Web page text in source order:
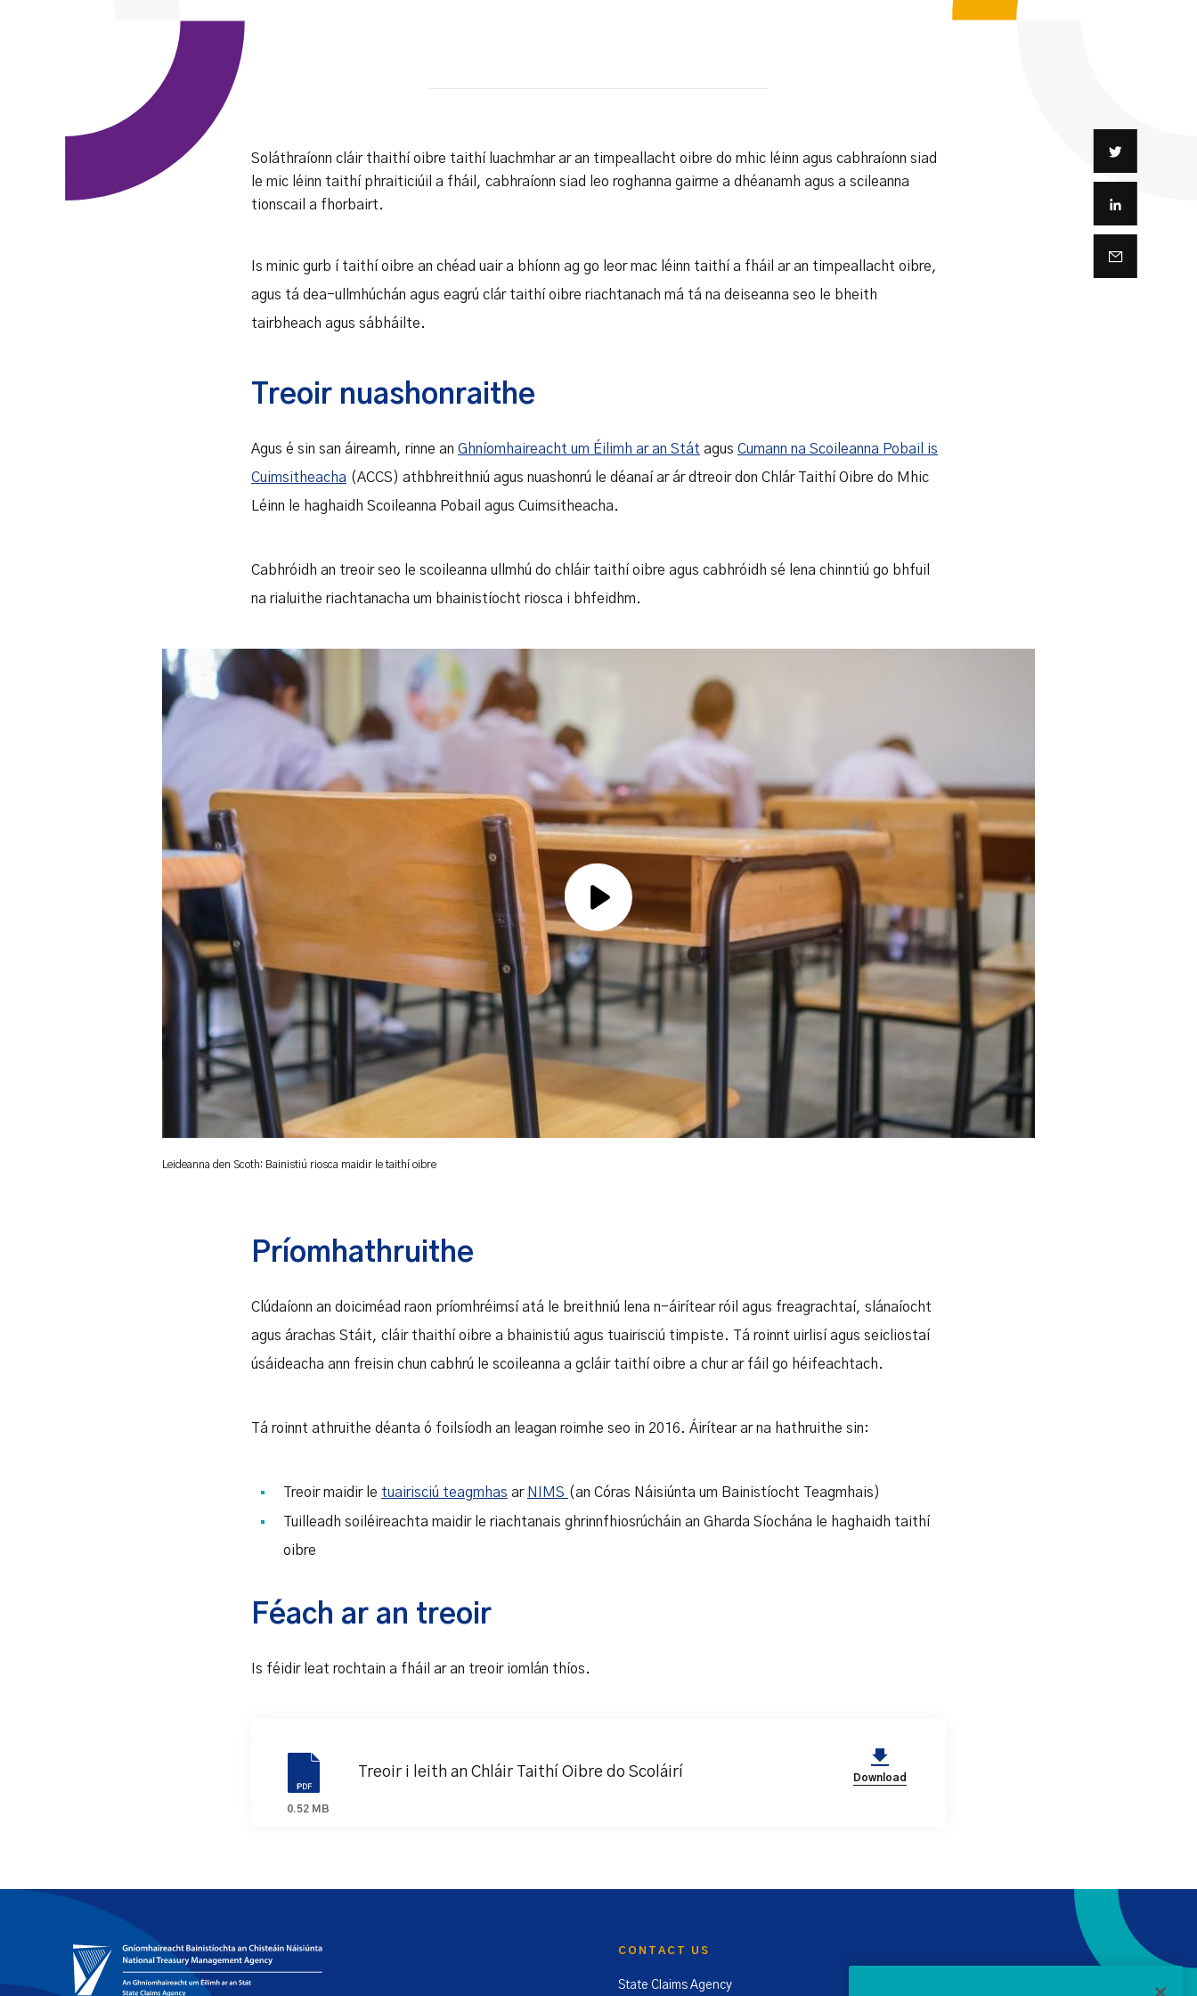
Soláthraíonn cláir thaithí oibre taithí luachmhar ar an timpeallacht oibre do mhic léinn agus cabhraíonn siad
le mic léinn taithí phraiticiúil a fháil, cabhraíonn siad leo roghanna gairme a dhéanamh agus a scileanna
tionscail a fhorbairt.
Is minic gurb í taithí oibre an chéad uair a bhíonn ag go leor mac léinn taithí a fháil ar an timpeallacht oibre,
agus tá dea-ullmhúchán agus eagrú clár taithí oibre riachtanach má tá na deiseanna seo le bheith
tairbheach agus sábháilte.
Treoir nuashonraithe
Agus é sin san áireamh, rinne an Ghníomhaireacht um Éilimh ar an Stát agus Cumann na Scoileanna Pobail is
Cuimsitheacha (ACCS) athbhreithniú agus nuashonrú le déanaí ar ár dtreoir don Chlár Taithí Oibre do Mhic
Léinn le haghaidh Scoileanna Pobail agus Cuimsitheacha.
Cabhróidh an treoir seo le scoileanna ullmhú do chláir taithí oibre agus cabhróidh sé lena chinntiú go bhfuil
na rialuithe riachtanacha um bhainistíocht riosca i bhfeidhm.
Leideanna den Scoth: Bainistiú riosca maidir le taithí oibre
Príomhathruithe
Clúdaíonn an doiciméad raon príomhréimsí atá le breithniú lena n-áirítear róil agus freagrachtaí, slánaíocht
agus árachas Stáit, cláir thaithí oibre a bhainistiú agus tuairisciú timpiste. Tá roinnt uirlisí agus seicliostaí
úsáideacha ann freisin chun cabhrú le scoileanna a gcláir taithí oibre a chur ar fáil go héifeachtach.
Tá roinnt athruithe déanta ó foilsíodh an leagan roimhe seo in 2016. Áirítear ar na hathruithe sin:
Treoir maidir le tuairisciú teagmhas ar NIMS (an Córas Náisiúnta um Bainistíocht Teagmhais)
Tuilleadh soiléireachta maidir le riachtanais ghrinnfhiosrúcháin an Gharda Síochána le haghaidh taithí
oibre
Féach ar an treoir
Is féidir leat rochtain a fháil ar an treoir iomlán thíos.
Treoir i leith an Chláir Taithí Oibre do Scoláirí Download
0.52 MB
CONTACT US
State Claims Agency